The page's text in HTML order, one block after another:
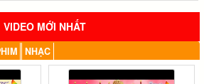
VIDEO MỚI NHẤT
NHẠC